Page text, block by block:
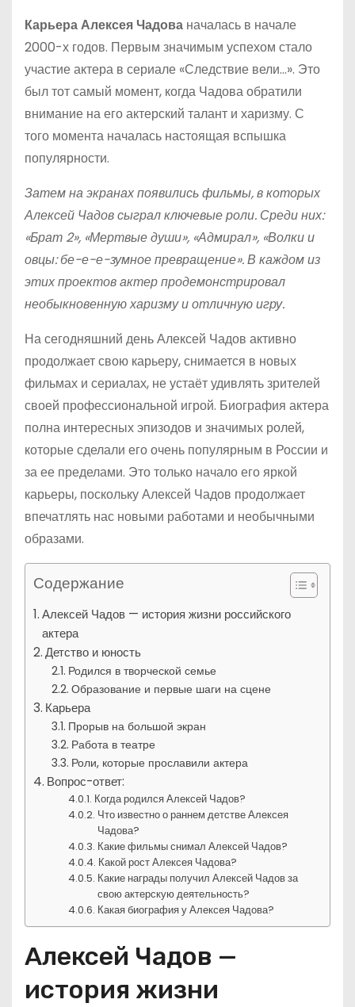
Карьера Алексея Чадова началась в начале
2000-х годов. Первым значимым успехом стало
участие актера в сериале «Следствие вели…». Это
был тот самый момент, когда Чадова обратили
внимание на его актерский талант и харизму. С
того момента началась настоящая вспышка
популярности.
Затем на экранах появились фильмы, в которых
Алексей Чадов сыграл ключевые роли. Среди них:
«Брат 2», «Мертвые души», «Адмирал», «Волки и
овцы: бе-е-е-зумное превращение». В каждом из
этих проектов актер продемонстрировал
необыкновенную харизму и отличную игру.
На сегодняшний день Алексей Чадов активно
продолжает свою карьеру, снимается в новых
фильмах и сериалах, не устаёт удивлять зрителей
своей профессиональной игрой. Биография актера
полна интересных эпизодов и значимых ролей,
которые сделали его очень популярным в России и
за ее пределами. Это только начало его яркой
карьеры, поскольку Алексей Чадов продолжает
впечатлять нас новыми работами и необычными
образами.
Содержание
Алексей Чадов — история жизни российского
актера
Детство и юность
Родился в творческой семье
Образование и первые шаги на сцене
Карьера
Прорыв на большой экран
Работа в театре
Роли, которые прославили актера
Вопрос-ответ:
Когда родился Алексей Чадов?
Что известно о раннем детстве Алексея
Чадова?
Какие фильмы снимал Алексей Чадов?
Какой рост Алексея Чадова?
Какие награды получил Алексей Чадов за
свою актерскую деятельность?
Какая биография у Алексея Чадова?
Алексей Чадов —
история жизни